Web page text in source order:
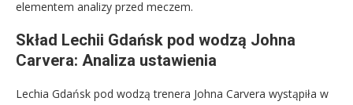
elementem analizy przed meczem.
Skład Lechii Gdańsk pod wodzą Johna
Carvera: Analiza ustawienia
Lechia Gdańsk pod wodzą trenera Johna Carvera wystąpiła w